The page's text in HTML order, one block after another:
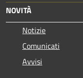
NOVITÀ
Notizie
Comunicati
Avvisi